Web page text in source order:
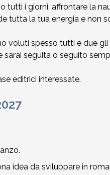
i giorni, affrontare la
tutta la tua energia e non
voluti spesso tutti e due gli
sarai seguita o seguito
editrici interessate.
idea da sviluppare in